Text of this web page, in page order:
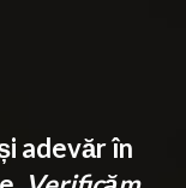
adevăr în